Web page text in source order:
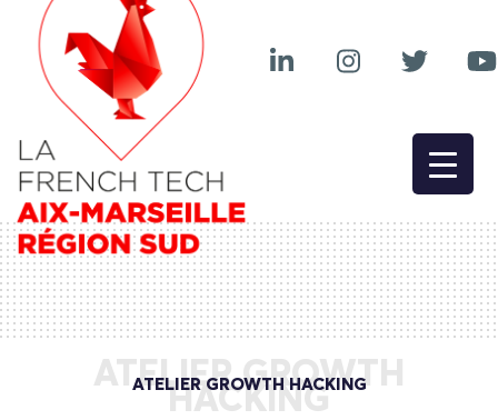
ATELIER GROWTH
HACKING
ATELIER GROWTH HACKING